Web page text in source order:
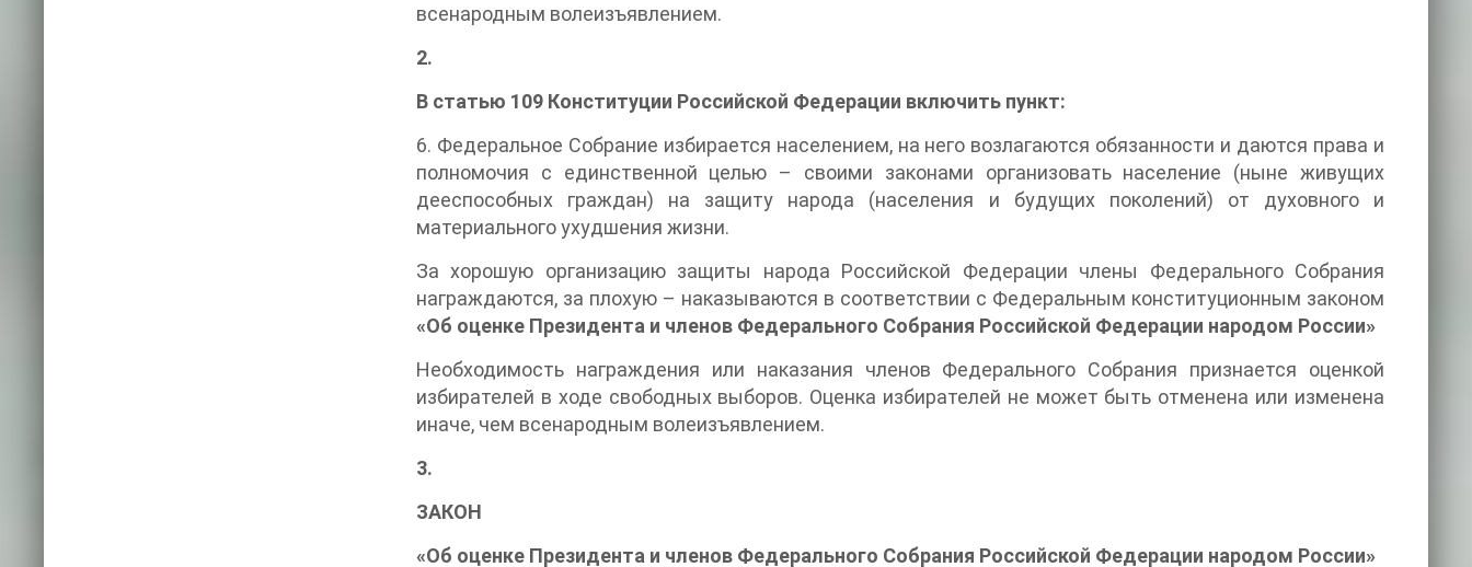
всенародным волеизъявлением.
2.
В статью 109 Конституции Российской Федерации включить пункт:
6. Федеральное Собрание избирается населением, на него возлагаются обязанности и даются права и
полномочия с единственной целью – своими законами организовать население (ныне живущих
дееспособных граждан) на защиту народа (населения и будущих поколений) от духовного и
материального ухудшения жизни.
За хорошую организацию защиты народа Российской Федерации члены Федерального Собрания
награждаются, за плохую – наказываются в соответствии с Федеральным конституционным законом
«Об оценке Президента и членов Федерального Собрания Российской Федерации народом России»
Необходимость награждения или наказания членов Федерального Собрания признается оценкой
избирателей в ходе свободных выборов. Оценка избирателей не может быть отменена или изменена
иначе, чем всенародным волеизъявлением.
3.
ЗАКОН
«Об оценке Президента и членов Федерального Собрания Российской Федерации народом России»